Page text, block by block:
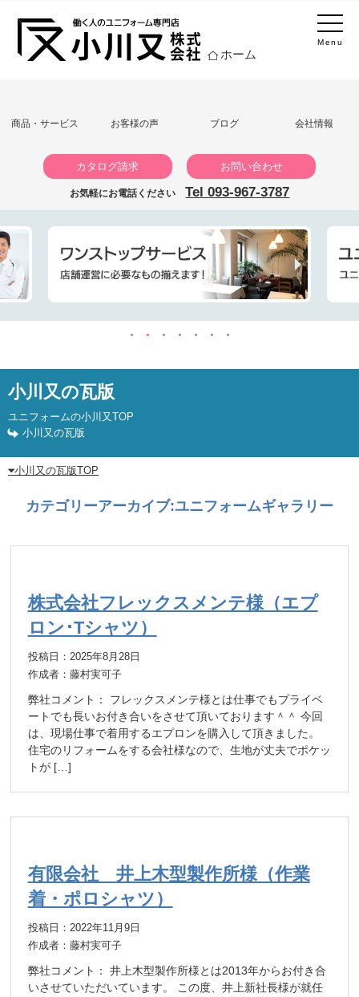
Menu
ホーム
商品・サービス お客様の声 ブログ 会社情報
カタログ請求 お問い合わせ
お気軽にお電話ください Tel 093-967-3787
小川又の瓦版
ユニフォームの小川又TOP
小川又の瓦版
小川又の瓦版TOP
カテゴリーアーカイブ:ユニフォームギャラリー
株式会社フレックスメンテ様（エプ
ロン･Tシャツ）
投稿日：2025年8月28日
作成者：藤村実可子
弊社コメント： フレックスメンテ様とは仕事でもプライベ
ートでも長いお付き合いをさせて頂いております＾＾ 今回
は、現場仕事で着用するエプロンを購入して頂きました。
住宅のリフォームをする会社様なので、生地が丈夫でポケッ
トが […]
有限会社 井上木型製作所様（作業
着・ポロシャツ）
投稿日：2022年11月9日
作成者：藤村実可子
弊社コメント： 井上木型製作所様とは2013年からお付き合
いさせていただいています。 この度、井上新社長様が就任